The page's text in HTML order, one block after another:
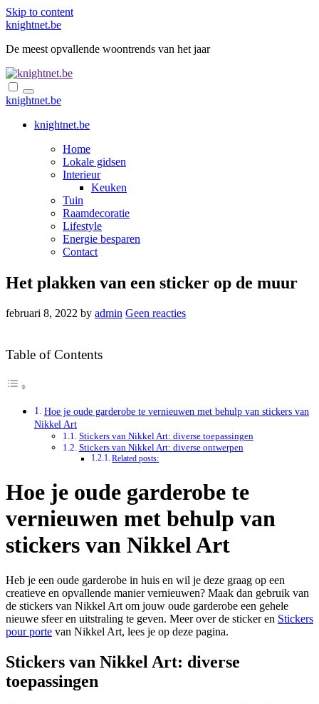
Skip to content
knightnet.be
De meest opvallende woontrends van het jaar
knightnet.be
knightnet.be
Home
Lokale gidsen
Interieur
Keuken
Tuin
Raamdecoratie
Lifestyle
Energie besparen
Contact
Het plakken van een sticker op de muur
februari 8, 2022 by admin Geen reacties
Table of Contents
Hoe je oude garderobe te vernieuwen met behulp van stickers van
Nikkel Art
Stickers van Nikkel Art: diverse toepassingen
Stickers van Nikkel Art: diverse ontwerpen
Related posts:
Hoe je oude garderobe te
vernieuwen met behulp van
stickers van Nikkel Art
Heb je een oude garderobe in huis en wil je deze graag op een
creatieve en opvallende manier vernieuwen? Maak dan gebruik van
de stickers van Nikkel Art om jouw oude garderobe een gehele
nieuwe sfeer en uitstraling te geven. Meer over de sticker en Stickers
pour porte van Nikkel Art, lees je op deze pagina.
Stickers van Nikkel Art: diverse
toepassingen